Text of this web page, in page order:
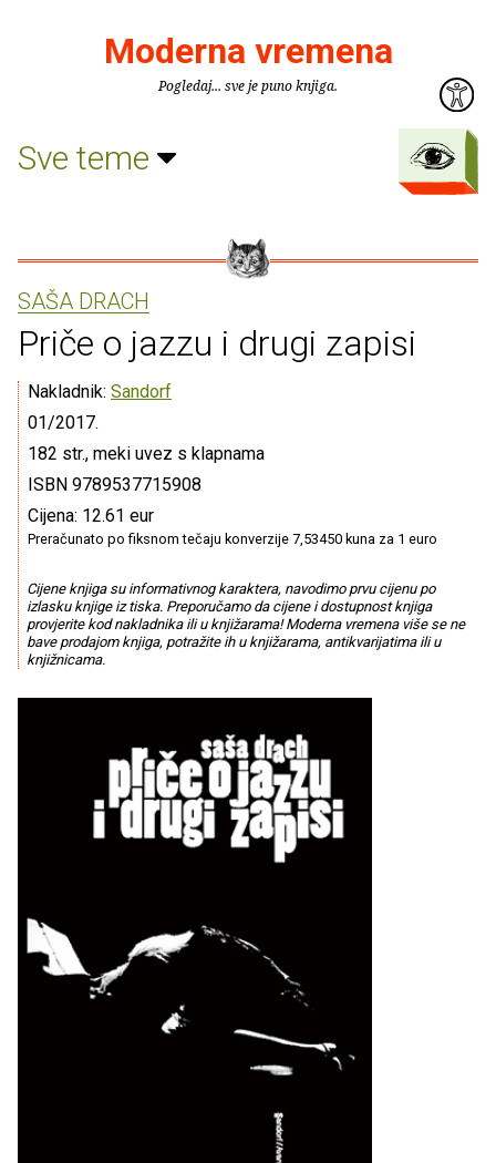
Moderna vremena
Pogledaj... sve je puno knjiga.
Sve teme
SAŠA DRACH
Priče o jazzu i drugi zapisi
Nakladnik: Sandorf
01/2017.
182 str., meki uvez s klapnama
ISBN 9789537715908
Cijena: 12.61 eur
Preračunato po fiksnom tečaju konverzije 7,53450 kuna za 1 euro
Cijene knjiga su informativnog karaktera, navodimo prvu cijenu po
izlasku knjige iz tiska. Preporučamo da cijene i dostupnost knjiga
provjerite kod nakladnika ili u knjižarama! Moderna vremena više se ne
bave prodajom knjiga, potražite ih u knjižarama, antikvarijatima ili u
knjižnicama.